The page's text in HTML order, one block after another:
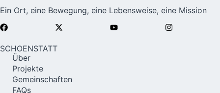
Ein Ort, eine Bewegung, eine Lebensweise, eine Mission
SCHOENSTATT
Über
Projekte
Gemeinschaften
FAQs